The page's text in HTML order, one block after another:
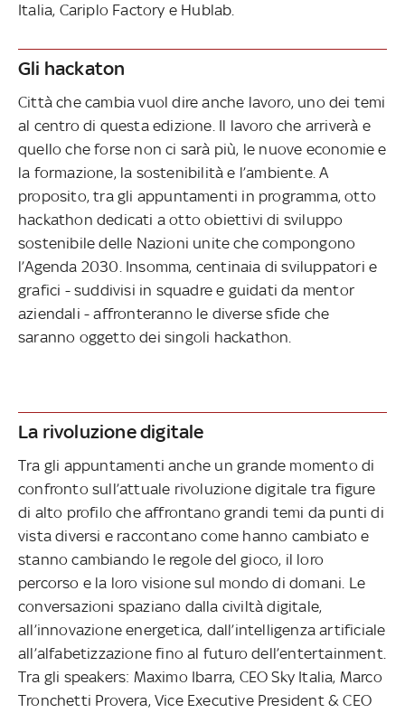
Italia, Cariplo Factory e Hublab.
Gli hackaton
Città che cambia vuol dire anche lavoro, uno dei temi
al centro di questa edizione. Il lavoro che arriverà e
quello che forse non ci sarà più, le nuove economie e
la formazione, la sostenibilità e l’ambiente. A
proposito, tra gli appuntamenti in programma, otto
hackathon dedicati a otto obiettivi di sviluppo
sostenibile delle Nazioni unite che compongono
l’Agenda 2030. Insomma, centinaia di sviluppatori e
grafici - suddivisi in squadre e guidati da mentor
aziendali - affronteranno le diverse sfide che
saranno oggetto dei singoli hackathon.
La rivoluzione digitale
Tra gli appuntamenti anche un grande momento di
confronto sull’attuale rivoluzione digitale tra figure
di alto profilo che affrontano grandi temi da punti di
vista diversi e raccontano come hanno cambiato e
stanno cambiando le regole del gioco, il loro
percorso e la loro visione sul mondo di domani. Le
conversazioni spaziano dalla civiltà digitale,
all’innovazione energetica, dall’intelligenza artificiale
all’alfabetizzazione fino al futuro dell’entertainment.
Tra gli speakers: Maximo Ibarra, CEO Sky Italia, Marco
Tronchetti Provera, Vice Executive President & CEO